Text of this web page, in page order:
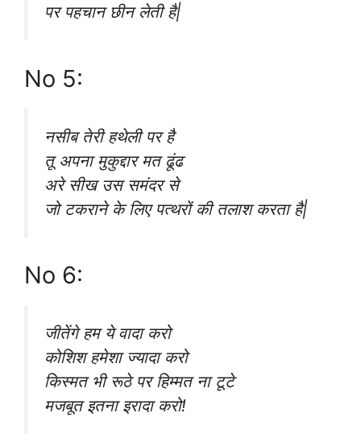
पर पहचान छीन लेती है|
No 5:
नसीब तेरी हथेली पर है
तू अपना मुकुद्दार मत ढूंढ
अरे सीख उस समंदर से
जो टकराने के लिए पत्थरों की तलाश करता है|
No 6:
जीतेंगे हम ये वादा करो
कोशिश हमेशा ज्यादा करो
किस्मत भी रूठे पर हिम्मत ना टूटे
मजबूत इतना इरादा करो!